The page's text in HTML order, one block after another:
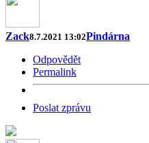
Zack8.7.2021 13:02Pindárna
Odpovědět
Permalink
Poslat zprávu